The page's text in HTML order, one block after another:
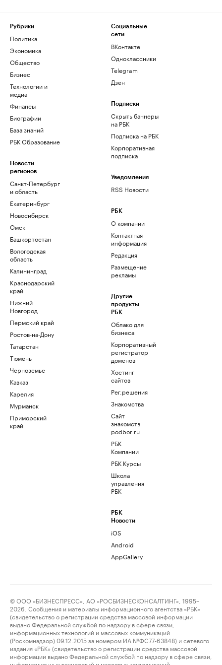
Рубрики
Политика
Экономика
Общество
Бизнес
Технологии и
медиа
Финансы
Биографии
База знаний
РБК Образование
Новости
регионов
Санкт-Петербург
и область
Екатеринбург
Новосибирск
Омск
Башкортостан
Вологодская
область
Калининград
Краснодарский
край
Нижний
Новгород
Пермский край
Ростов-на-Дону
Татарстан
Тюмень
Черноземье
Кавказ
Карелия
Мурманск
Приморский
край
Социальные
сети
ВКонтакте
Одноклассники
Telegram
Дзен
Подписки
Скрыть баннеры
на РБК
Подписка на РБК
Корпоративная
подписка
Уведомления
RSS Новости
РБК
О компании
Контактная
информация
Редакция
Размещение
рекламы
Другие
продукты
РБК
Облако для
бизнеса
Корпоративный
регистратор
доменов
Хостинг
сайтов
Рег.решения
Знакомства
Сайт
знакомств
podbor.ru
РБК
Компании
РБК Курсы
Школа
управления
РБК
РБК
Новости
iOS
Android
AppGallery
© ООО «БИЗНЕСПРЕСС», АО «РОСБИЗНЕСКОНСАЛТИНГ», 1995–
2026. Сообщения и материалы информационного агентства «РБК»
(свидетельство о регистрации средства массовой информации
выдано Федеральной службой по надзору в сфере связи,
информационных технологий и массовых коммуникаций
(Роскомнадзор) 09.12.2015 за номером ИА №ФС77-63848) и сетевого
издания «РБК» (свидетельство о регистрации средства массовой
информации выдано Федеральной службой по надзору в сфере связи,